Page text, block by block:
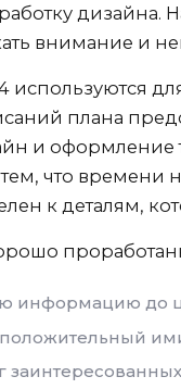
внимание и
используются
плана
и оформление
что времени
к деталям,
информацию до